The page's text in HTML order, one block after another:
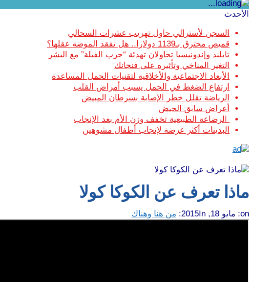
الأحدث
السجن لأسترالي حاول تهريب عشرات السحالي
قميص محترق بـ1139 دولارا.. هل تفقد الموضة عقلها؟
تايلند وإندونيسيا تحاولان تهدئة “حرب الفيلة” مع البشر
التغير المناخي وتأثيره على فنجانك
الأبعاد الاجتماعية والأخلاقية لتقنيات الحمل المساعدة
ارتفاع الضغط في الحمل يسبب أمراض القلب
الرياضة تقلل خطر الإصابة بسرطان المبيض
أعراض سابق الحيض
الرضاعة الطبيعية تخفف وزن الأم بعد الإنجاب
البدينات أكثر عرضة لإنجاب أطفال مشوهين
ماذا تعرف عن الكوكا كولا
on: مايو 18, 2015 In: من هنا وهناك